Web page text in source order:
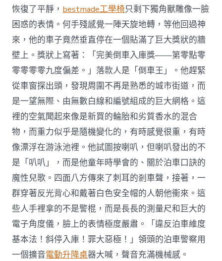
恢復了平靜， bestmade工學椅只剩下獨角獸雕像一臉
困惑的表情。何手殘感覺一陣天旋地轉，等他回過神
來，他的車子竟然垂直停在一個貼滿了巨大獎狀的牆
壁上。獎狀上寫著：「完美倒車入庫獎——第零點零
零零零零九度偏差。」落款人是「倒車王」。他趕緊
從車窗探出頭，發現周圍不再是熟悉的城市街道，而
是一望無際、由無數白線和編號組成的巨大網格。這
裡的空氣聞起來像是新買的輪胎和劣質香水的混合
物，而重力似乎是隨機變化的，有時感覺很重，有時
像漂浮在游泳池裡。他試圖按喇叭，但喇叭發出的不
是「叭叭」，而是他童年時學會的、關於泊車口訣的
魔性兒歌。四面八方傳來了刺耳的剎車聲，接著，一
群穿著反光背心和戴著白色安全帽的人朝他衝來。這
些人手裡拿的不是警棍，而是長長的測量尺和巨大的
電子角度儀，臉上的表情極度嚴肅。「違反泊車維度
基本法！斜停入庫！罪大惡極！」領頭的泊車警察用
一個擴音電動升降桌器大喊，聲音充滿機械感。